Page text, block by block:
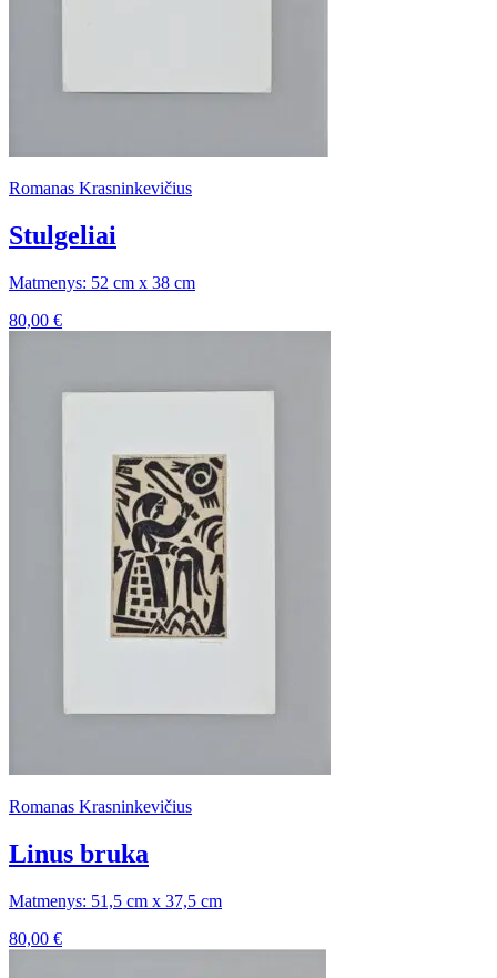
Romanas Krasninkevičius
Stulgeliai
Matmenys: 52 cm x 38 cm
80,00 €
Romanas Krasninkevičius
Linus bruka
Matmenys: 51,5 cm x 37,5 cm
80,00 €